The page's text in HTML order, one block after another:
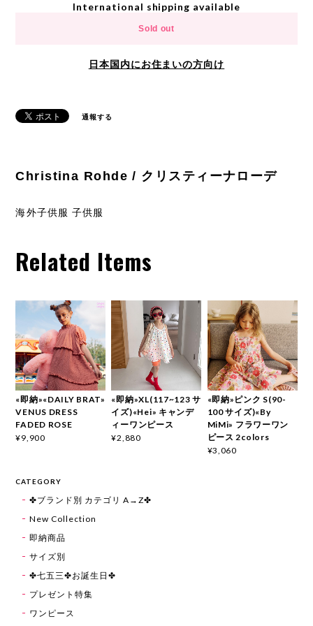
International shipping available
Sold out
日本国内にお住まいの方向け
通報する
Christina Rohde / クリスティーナローデ
海外子供服 子供服
Related Items
«即納»«DAILY BRAT»
VENUS DRESS
FADED ROSE
¥9,900
«即納»XL(117~123 サ
イズ)«Hei» キャンデ
ィーワンピース
¥2,880
«即納»ピンク S(90-
100 サイズ)«By
MiMi» フラワーワン
ピース 2colors
¥3,060
CATEGORY
✤ブランド別 カテゴリ A→Z✤
New Collection
即納商品
サイズ別
✤七五三✤お誕生日✤
プレゼント特集
ワンピース